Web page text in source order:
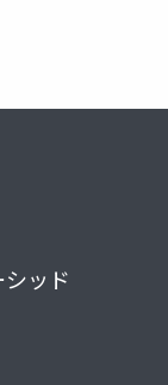
ッド